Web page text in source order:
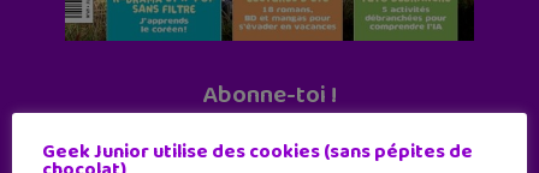
Abonne-toi !
Geek Junior utilise des cookies (sans pépites de